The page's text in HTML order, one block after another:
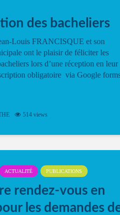
des bacheliers
Louis FRANCISQUE et son
ont le plaisir de féliciter les
lors d’une réception en leur
obligatoire via Google
514 views
ACTUALITÉ PUBLICATIONS
rendez-vous en
les demandes